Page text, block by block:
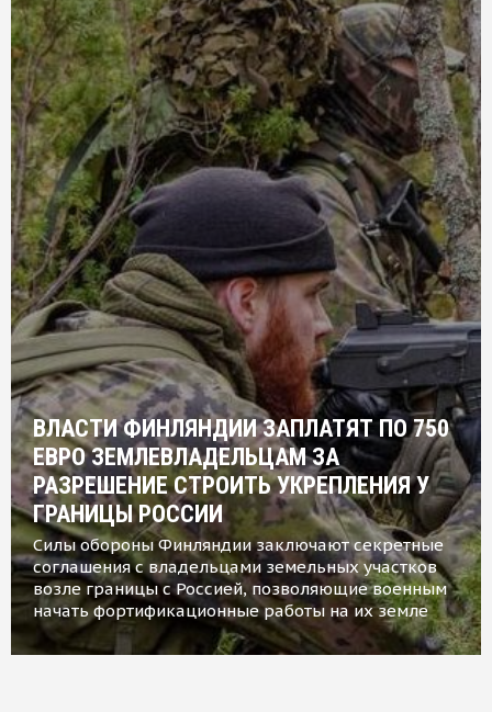
ВЛАСТИ ФИНЛЯНДИИ ЗАПЛАТЯТ ПО 750
ЕВРО ЗЕМЛЕВЛАДЕЛЬЦАМ ЗА
РАЗРЕШЕНИЕ СТРОИТЬ УКРЕПЛЕНИЯ У
ГРАНИЦЫ РОССИИ
Силы обороны Финляндии заключают секретные
соглашения с владельцами земельных участков
возле границы с Россией, позволяющие военным
начать фортификационные работы на их земле